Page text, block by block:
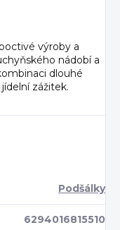
výroby a
nádobí a
dlouhé
zážitek.
Podšálky
6294016815510